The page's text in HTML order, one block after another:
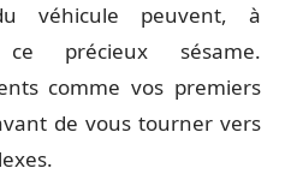
véhicule peuvent, à
ce précieux sésame.
comme vos premiers
de vous tourner vers